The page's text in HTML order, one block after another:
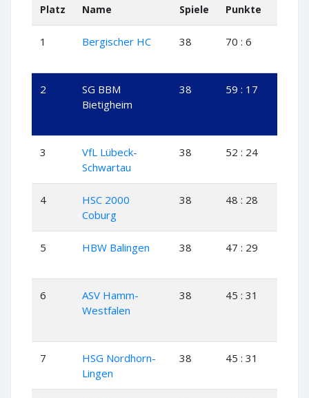
Platz Name Spiele Punkte
1 Bergischer HC 38 70 : 6
2
SG BBM
Bietigheim
38 59 : 17
3
VfL Lübeck-
Schwartau
38 52 : 24
4
HSC 2000
Coburg
38 48 : 28
5 HBW Balingen 38 47 : 29
6
ASV Hamm-
Westfalen
38 45 : 31
7
HSG Nordhorn-
Lingen
38 45 : 31